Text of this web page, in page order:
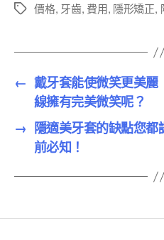
標
價格, 牙齒, 費用, 隱形矯正,
← 戴牙套能使微笑更美
線擁有完美微笑呢？
→ 隱適美牙套的缺點您
前必知！